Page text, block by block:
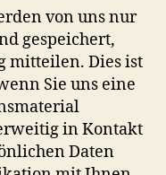
von uns nur
gespeichert,
mitteilen. Dies ist
Sie uns eine
in Kontakt
Daten